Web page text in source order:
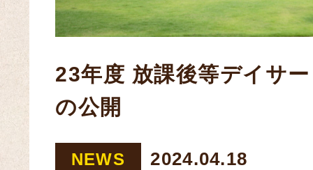
23年度 放課後等デイサ
の公開
NEWS 2024.04.18